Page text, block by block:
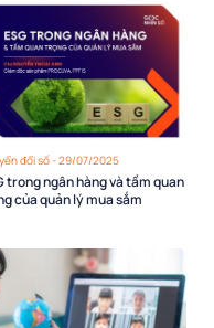
đổi số - 29/07/2025
trong ngân hàng và tầm quan
của quản lý mua sắm